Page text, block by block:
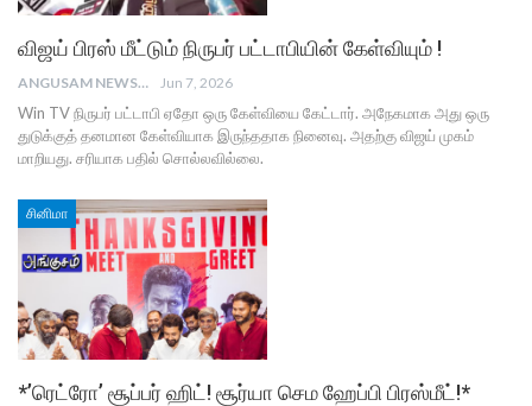
விஜய் பிரஸ் மீட்டும் நிருபர் பட்டாபியின் கேள்வியும் !
ANGUSAM NEWS Jun 7, 2026
Win TV நிருபர் பட்டாபி ஏதோ ஒரு கேள்வியை கேட்டார். அநேகமாக அது ஒரு
துடுக்குத் தனமான கேள்வியாக இருந்ததாக நினைவு. அதற்கு விஜய் முகம்
மாறியது. சரியாக பதில் சொல்லவில்லை.
சினிமா
*’ரெட்ரோ’ சூப்பர் ஹிட்! சூர்யா செம ஹேப்பி பிரஸ்மீட்!*